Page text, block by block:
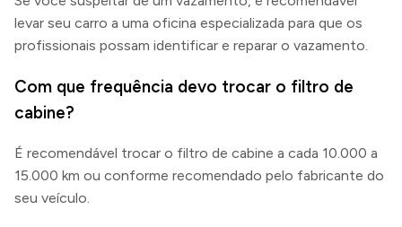
levar seu carro a uma oficina especializada para que os
profissionais possam identificar e reparar o vazamento.
Com que frequência devo trocar o filtro de
cabine?
É recomendável trocar o filtro de cabine a cada 10.000 a
15.000 km ou conforme recomendado pelo fabricante do
seu veículo.